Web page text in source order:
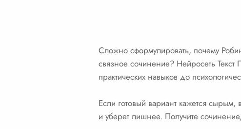
Сложно сформулировать, почему
связное сочинение? Нейросеть
практических навыков до
Если готовый вариант кажется сырым,
и уберет лишнее. Получите